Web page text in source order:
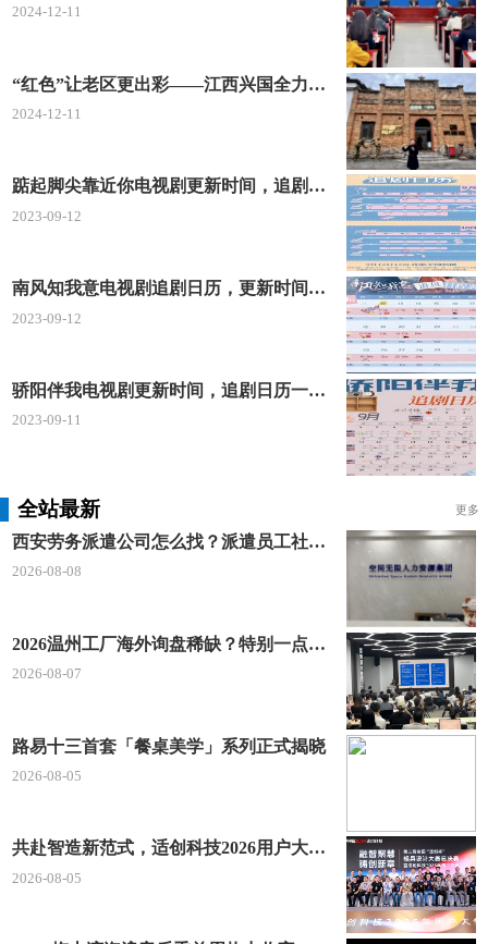
2024-12-11
“红色”让老区更出彩——江西兴国全力打造红色文化传承发展创新示范区
2024-12-11
踮起脚尖靠近你电视剧更新时间，追剧日历及剧情简介
2023-09-12
南风知我意电视剧追剧日历，更新时间一览表
2023-09-12
骄阳伴我电视剧更新时间，追剧日历一览表
2023-09-11
全站最新 更多
西安劳务派遣公司怎么找？派遣员工社保如何合规缴？空间无限 23 年专业沉淀给出答案
2026-08-08
2026温州工厂海外询盘稀缺？特别一点AI 短视频引流 + 麦穗智能获客谷歌定制独立站双渠道拓客！
2026-08-07
路易十三首套「餐桌美学」系列正式揭晓
2026-08-05
共赴智造新范式，适创科技2026用户大会将于深圳启幕
2026-08-05